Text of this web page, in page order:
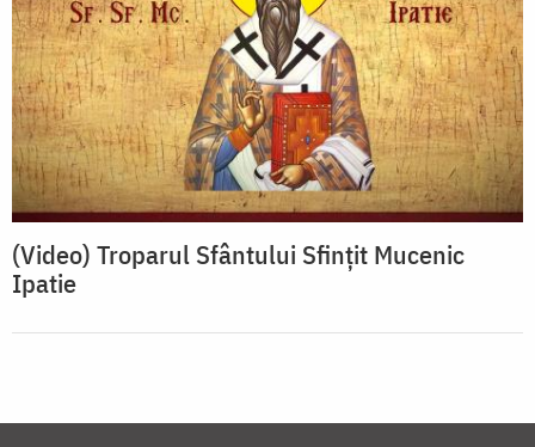
(Video) Troparul Sfântului Sfințit Mucenic
Ipatie